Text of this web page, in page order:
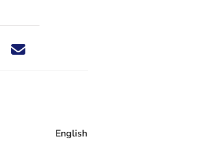
dit nieuwsbericht via X - U verlaat
Deel dit nieuwsbericht via Facebook - U
Deel dit nieuwsbericht via e-mail
Deel dit nieuwsbericht via LinkedIn - U
English